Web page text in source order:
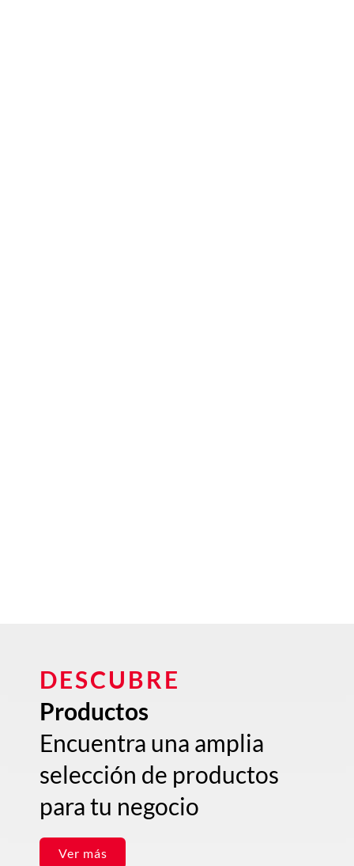
DESCUBRE
Productos
Encuentra una amplia
selección de productos
para tu negocio
Ver más